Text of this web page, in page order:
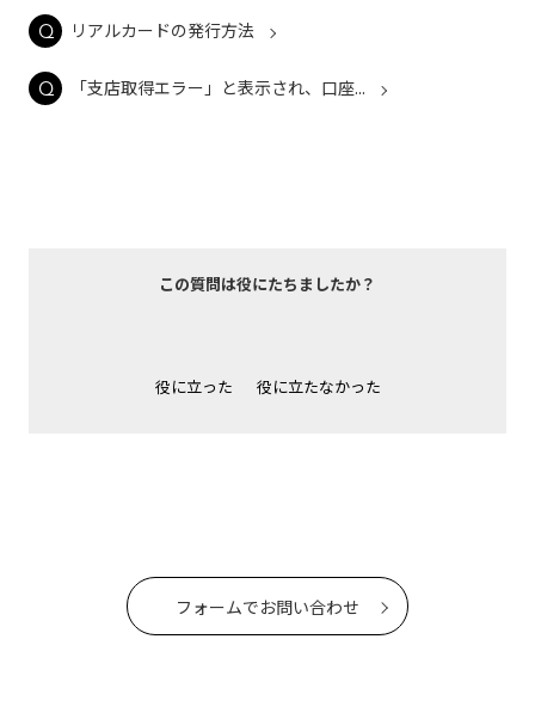
リアルカードの発行方法
「支店取得エラー」と表示され、口座...
この質問は役にたちましたか？
役に立った 役に立たなかった
フォームでお問い合わせ